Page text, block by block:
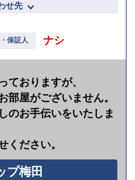
せ先
保証人 ナシ
ておりますが、
部屋がございません。
のお手伝いをいたしま
ください。
プ梅田